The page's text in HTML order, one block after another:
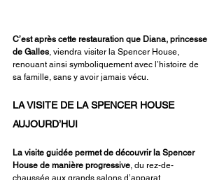
C’est après cette restauration que Diana, princesse
de Galles, viendra visiter la Spencer House,
renouant ainsi symboliquement avec l’histoire de
sa famille, sans y avoir jamais vécu.
LA VISITE DE LA SPENCER HOUSE
AUJOURD’HUI
La visite guidée permet de découvrir la Spencer
House de manière progressive, du rez-de-